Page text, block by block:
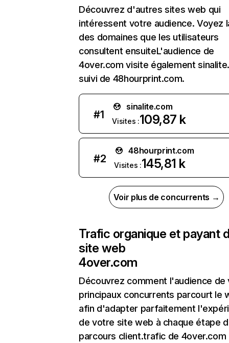
Découvrez d'autres sites web qui
intéressent votre audience. Voyez
des domaines que les utilisateurs
consultent ensuiteL'audience de
4over.com visite également
suivi de 48hourprint.com.
#1
sinalite.com
Visites :109,87 k
#2
48hourprint.com
Visites :145,81 k
Voir plus de concurrents →
Trafic organique et payant
site web
4over.com
Découvrez comment l'audience de
principaux concurrents parcourt le
afin d'adapter parfaitement
de votre site web à chaque étape
parcours client.trafic de 4over.com